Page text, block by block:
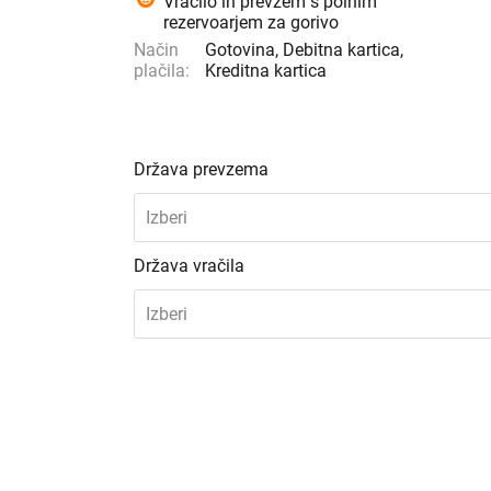
rezervoarjem za gorivo
Način
plačila:
Gotovina, Debitna kartica,
Kreditna kartica
Država prevzema
Izberi
Država vračila
Izberi